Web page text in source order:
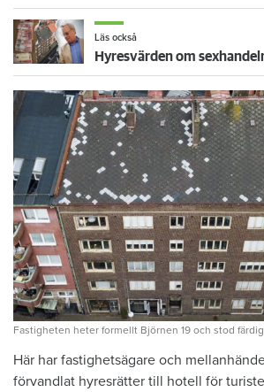
Läs också
Fastigheten heter formellt Björnen 19 och stod
Här har fastighetsägare och
förvandlat hyresrätter till hotell för